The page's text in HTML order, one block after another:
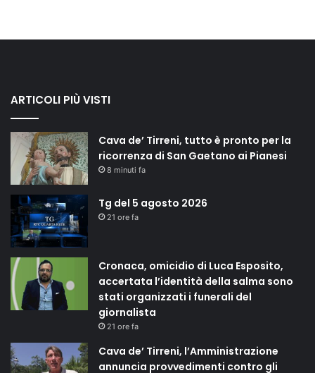
ARTICOLI PIÙ VISTI
Cava de’ Tirreni, tutto è pronto per la
ricorrenza di San Gaetano ai Pianesi
8 minuti fa
Tg del 5 agosto 2026
21 ore fa
Cronaca, omicidio di Luca Esposito,
accertata l’identità della salma sono
stati organizzati i funerali del
giornalista
21 ore fa
Cava de’ Tirreni, l’Amministrazione
annuncia provvedimenti contro gli